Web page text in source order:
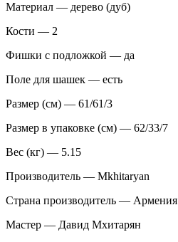
Материал — дерево (дуб)
Кости — 2
Фишки с подложкой — да
Поле для шашек — есть
Размер (см) — 61/61/3
Размер в упаковке (см) — 62/33/7
Вес (кг) — 5.15
Производитель — Mkhitaryan
Страна производитель — Армения
Мастер — Давид Мхитарян